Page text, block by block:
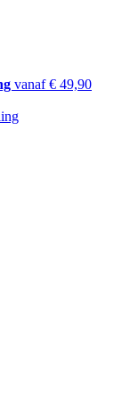
vanaf € 49,90